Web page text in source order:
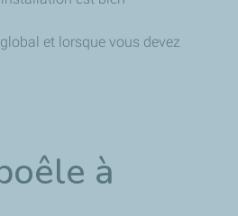
et lorsque vous devez
à